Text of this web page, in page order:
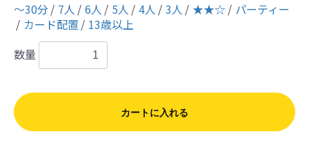
〜30分 7人 6人 5人 4人 3人 ★★☆
パーティー
カード配置
13歳以上
数量
カートに入れる